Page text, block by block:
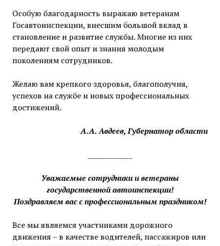
Особую благодарность выражаю ветеранам
Госавтоинспекции, внесшим большой вклад в
становление и развитие службы. Многие из них
передают свой опыт и знания молодым
поколениям сотрудников.
Желаю вам крепкого здоровья, благополучия,
успехов на службе и новых профессиональных
достижений.
А.А. Авдеев, Губернатор области
Уважаемые сотрудники и ветераны
государственной автоинспекции!
Поздравляем вас с профессиональным праздником!
Все мы являемся участниками дорожного
движения – в качестве водителей, пассажиров или